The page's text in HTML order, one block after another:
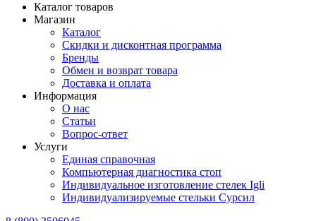
Каталог товаров
Магазин
Каталог
Скидки и дисконтная программа
Бренды
Обмен и возврат товара
Доставка и оплата
Информация
О нас
Статьи
Вопрос-ответ
Услуги
Единая справочная
Компьютерная диагностика стоп
Индивидуальное изготовление стелек Igli
Индивидуализируемые стельки Сурсил